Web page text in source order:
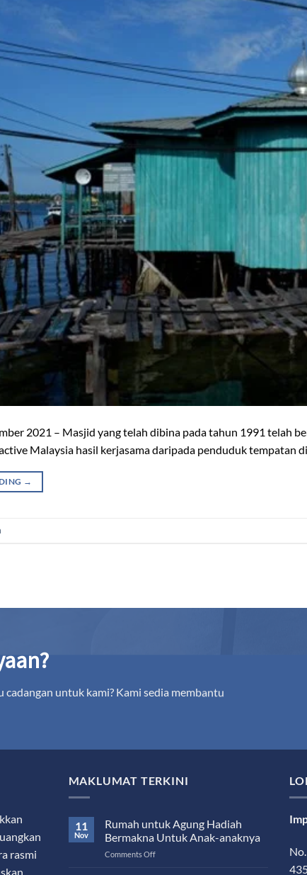
2021 – Masjid yang telah dibina pada tahun 1991 telah
Malaysia hasil kerjasama daripada penduduk tempatan
→
untuk kami? Kami sedia membantu
rasmi
MAKLUMAT TERKINI
11
Nov
Rumah untuk Agung Hadiah
Bermakna Untuk Anak-anaknya
Comments Offon